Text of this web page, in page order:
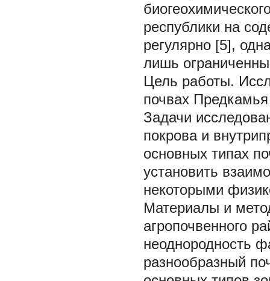
республики на
регулярно [5],
лишь
Цель работы.
почвах
Задачи
покрова и
основных типах
установить
некоторыми
Материалы и
агропочвенного
неоднородность
разнообразный